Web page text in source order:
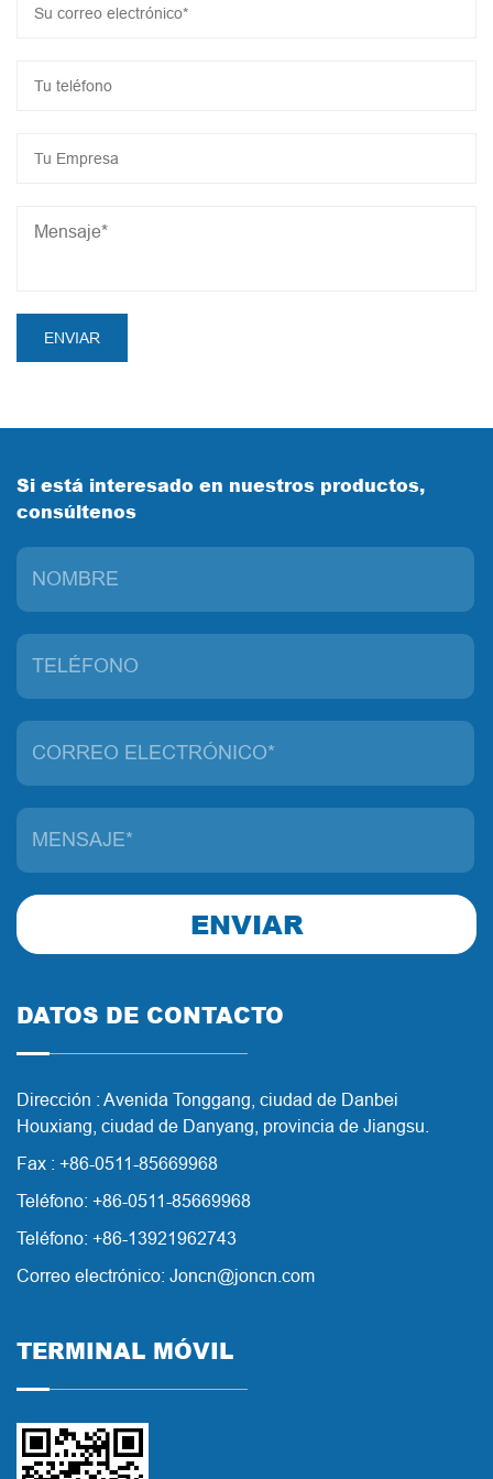
Si está interesado en nuestros productos,
consúltenos
ENVIAR
DATOS DE CONTACTO
Dirección : Avenida Tonggang, ciudad de Danbei
Houxiang, ciudad de Danyang, provincia de Jiangsu.
Fax : +86-0511-85669968
Teléfono: +86-0511-85669968
Teléfono: +86-13921962743
Correo electrónico: Joncn@joncn.com
TERMINAL MÓVIL